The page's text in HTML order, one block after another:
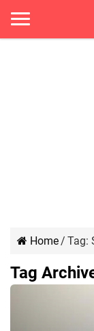
Home/ Tag:
Tag